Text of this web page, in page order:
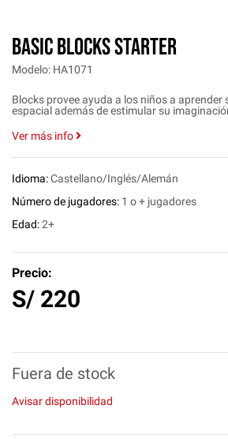
BASIC BLOCKS STARTER
Modelo: HA1071
Blocks provee ayuda a los niños a
espacial además de estimular su
Ver más info
Idioma:Castellano/Inglés/Alemán
Número de jugadores: 1 o + jugadores
Edad:2+
Precio:
S/ 220
Fuera de stock
Avisar disponibilidad